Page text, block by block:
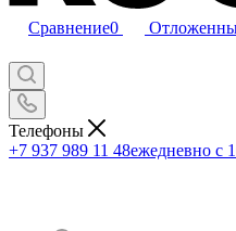
Сравнение0
Телефоны
+7 937 989 11 48ежедневно с